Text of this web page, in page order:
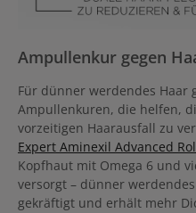
Ampullenkur gegen
Für dünner werdendes Haar
Ampullenkuren, die helfen,
vorzeitigen Haarausfall zu
Expert Aminexil Advanced
Kopfhaut mit Omega 6 und
versorgt – dünner
gekräftigt und erhält mehr